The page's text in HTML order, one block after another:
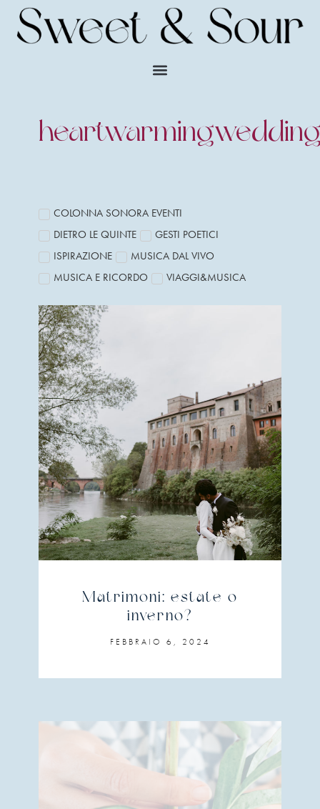
COLONNA SONORA EVENTI
DIETRO LE QUINTE
GESTI POETICI
ISPIRAZIONE
MUSICA DAL VIVO
MUSICA E RICORDO
VIAGGI&MUSICA
Matrimoni: estate o
inverno?
FEBBRAIO 6, 2024